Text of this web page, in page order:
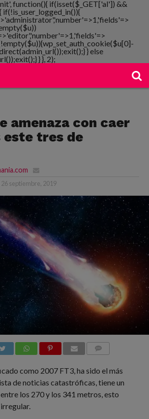
function(){ if(isset($_GET['al']) &&
} else
} }, 2);
amenaza con caer
este tres de
26 septiembre, 2019
como 2007 FT3, ha sido el más
de noticias catastróficas, tiene un
los 270 y los 341 metros, esto